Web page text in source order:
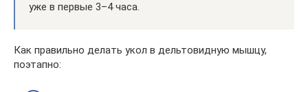
уже в первые 3–4 часа.
Как правильно делать укол в дельтовидную мышцу,
поэтапно: